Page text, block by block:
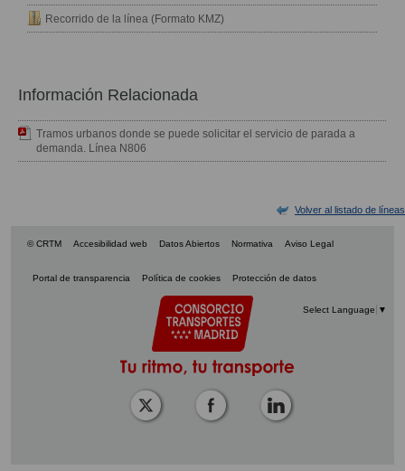
Recorrido de la línea (Formato KMZ)
Información Relacionada
Tramos urbanos donde se puede solicitar el servicio de parada a
demanda. Línea N806
Volver al listado de líneas
© CRTM Accesibilidad web Datos Abiertos Normativa Aviso Legal
Portal de transparencia Política de cookies Protección de datos
Select Language ▼